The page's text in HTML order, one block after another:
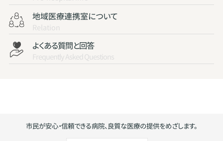
地域医療連携室について
Relation
よくある質問と回答
Frequently Asked Questions
市民が安心・信頼できる病院、良質な医療の提供をめざします。